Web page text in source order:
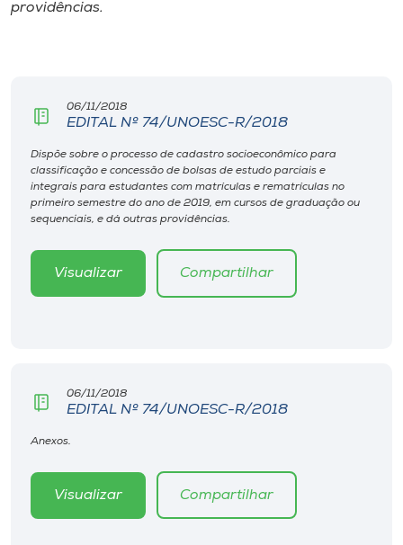
CPA
Editora
Rádio
Museu
Selecione
o idioma
providências.
06/11/2018
EDITAL Nº 74/UNOESC-R/2018
Dispõe sobre o processo de cadastro socioeconômico para
classificação e concessão de bolsas de estudo parciais e
integrais para estudantes com matrículas e rematrículas no
primeiro semestre do ano de 2019, em cursos de graduação ou
sequenciais, e dá outras providências.
Visualizar Compartilhar
06/11/2018
EDITAL Nº 74/UNOESC-R/2018
Anexos.
Visualizar Compartilhar